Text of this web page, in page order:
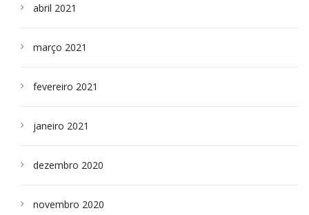
abril 2021
março 2021
fevereiro 2021
janeiro 2021
dezembro 2020
novembro 2020